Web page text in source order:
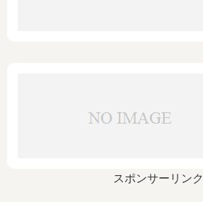
スポンサーリンク